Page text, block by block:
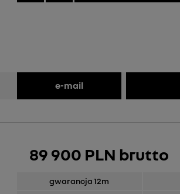
e-mail
89 900 PLN brutto
gwarancja 12m